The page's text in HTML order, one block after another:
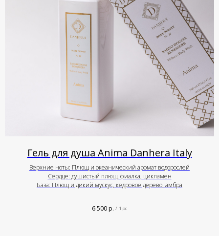
Гель для душа Anima Danhera Italy
Верхние ноты: Плющ и океанический аромат водорослей
Сердце: душистый плющ, фиалка, цикламен
База: Плющ и дикий мускус, кедровое дерево, амбра
6 500р. / 1 pc